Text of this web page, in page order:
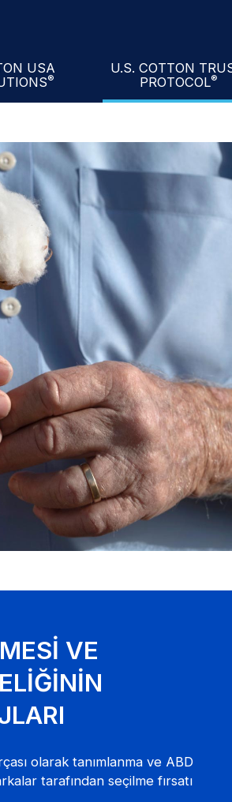
USA
®
USA Mill Performance Index®
U.S. COTTON
PROTOCOL®
Hakkinda U.S.
VE
olarak tanımlanma ve ABD
tarafından seçilme fırsatı